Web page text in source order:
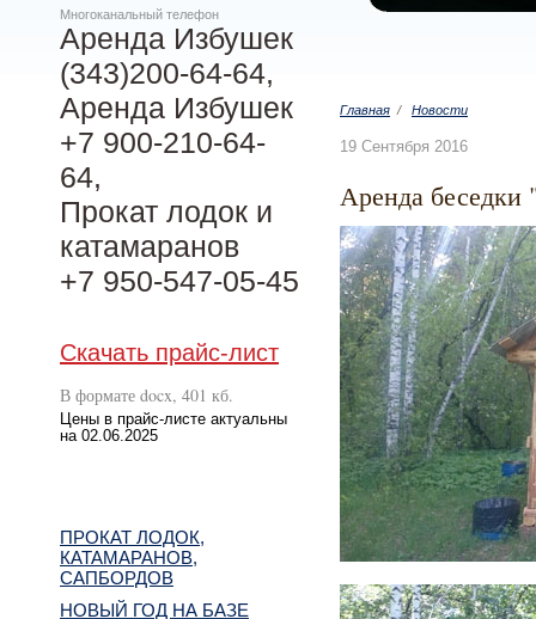
Многоканальный телефон
Аренда Избушек
(343)200-64-64,
Аренда Избушек
+7 900-210-64-
64,
Прокат лодок и
катамаранов
+7 950-547-05-45
Скачать прайс-лист
В формате docx, 401 кб.
Цены в прайс-листе актуальны
на 02.06.2025
ПРОКАТ ЛОДОК,
КАТАМАРАНОВ,
САПБОРДОВ
НОВЫЙ ГОД НА БАЗЕ
Главная / Новости
19 Сентября 2016
Аренда